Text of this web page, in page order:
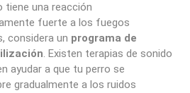
tiene una reacción
fuerte a los fuegos
considera un programa de
. Existen terapias de sonido
ayudar a que tu perro se
gradualmente a los ruidos